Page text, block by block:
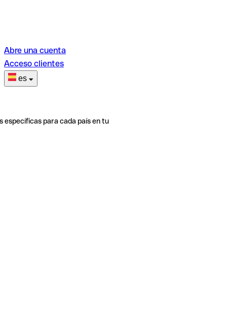
Abre una cuenta
Acceso clientes
es
específicas para cada país en tu